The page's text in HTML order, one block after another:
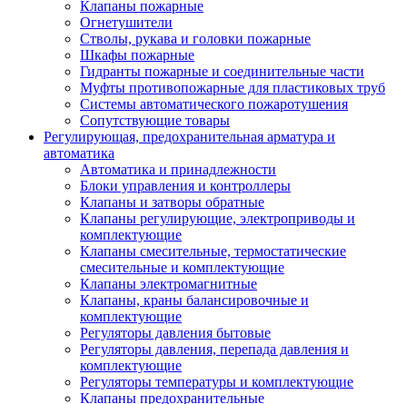
Клапаны пожарные
Огнетушители
Стволы, рукава и головки пожарные
Шкафы пожарные
Гидранты пожарные и соединительные части
Муфты противопожарные для пластиковых труб
Системы автоматического пожаротушения
Сопутствующие товары
Регулирующая, предохранительная арматура и
автоматика
Автоматика и принадлежности
Блоки управления и контроллеры
Клапаны и затворы обратные
Клапаны регулирующие, электроприводы и
комплектующие
Клапаны смесительные, термостатические
смесительные и комплектующие
Клапаны электромагнитные
Клапаны, краны балансировочные и
комплектующие
Регуляторы давления бытовые
Регуляторы давления, перепада давления и
комплектующие
Регуляторы температуры и комплектующие
Клапаны предохранительные